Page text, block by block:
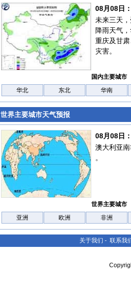
08月08日
未来三天
降雨天气
重庆及甘
灾害。
国内主要城市
华北
东北 华南
世界主要城市天气预报
08月08日
澳大利亚
。
世界主要城市
亚洲
欧洲 非洲
关于我们 - 联系我